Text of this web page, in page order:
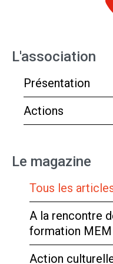
L'association
Présentation
Actions
Le magazine
Tous les
A la rencontre
formation
Action